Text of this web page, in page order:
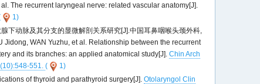
The recurrent laryngeal nerve: related vascular anatomy[J].
1)
下动脉及其分支的显微解剖关系研究[J].中国耳鼻咽喉头颈外科,
WAN Yuzhu, et al. Relationship between the recurrent
and its branches: an applied anatomical study[J]. Chin Arch
551. (
1)
of thyroid and parathyroid surgery[J]. Otolaryngol Clin